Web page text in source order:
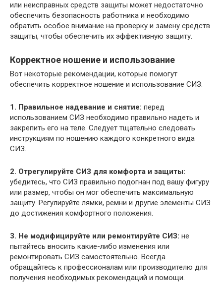
или неисправных средств защиты может недостаточно
обеспечить безопасность работника и необходимо
обратить особое внимание на проверку и замену средств
защиты, чтобы обеспечить их эффективную защиту.
Корректное ношение и использование
Вот некоторые рекомендации, которые помогут
обеспечить корректное ношение и использование СИЗ:
1. Правильное надевание и снятие: перед
использованием СИЗ необходимо правильно надеть и
закрепить его на теле. Следует тщательно следовать
инструкциям по ношению каждого конкретного вида
СИЗ.
2. Отрегулируйте СИЗ для комфорта и защиты:
убедитесь, что СИЗ правильно подогнан под вашу фигуру
или размер, чтобы он мог обеспечить максимальную
защиту. Регулируйте лямки, ремни и другие элементы СИЗ
до достижения комфортного положения.
3. Не модифицируйте или ремонтируйте СИЗ: не
пытайтесь вносить какие-либо изменения или
ремонтировать СИЗ самостоятельно. Всегда
обращайтесь к профессионалам или производителю для
получения необходимых рекомендаций и помощи.